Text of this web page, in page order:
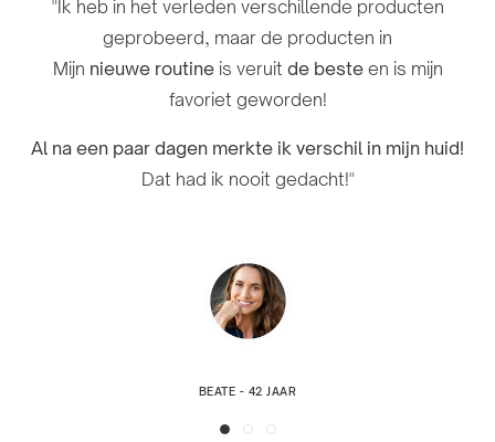
"Ik heb in het verleden verschillende producten
geprobeerd, maar de producten in
Mijn nieuwe routineis veruit de besteen is mijn
favoriet geworden!
Al na een paar dagen merkte ik verschil in mijn huid!
Dat had ik nooit gedacht!"
BEATE - 42 JAAR
gebruik zijn er duidelijke verbeteringen zichtbaar!
Ik heb last van acneen geen enkel product of crème
heeft mij tot nu toe zo goed geholpen. "Ik raad het
DOYNA - 27 JAAR
jarenlang worstelde met vlekjes en af ​​en toe acne. Ik
al na een paar weken merkbare resultaten
Ik kan niet wachten om de resultaten op lange
termijn te zien!"